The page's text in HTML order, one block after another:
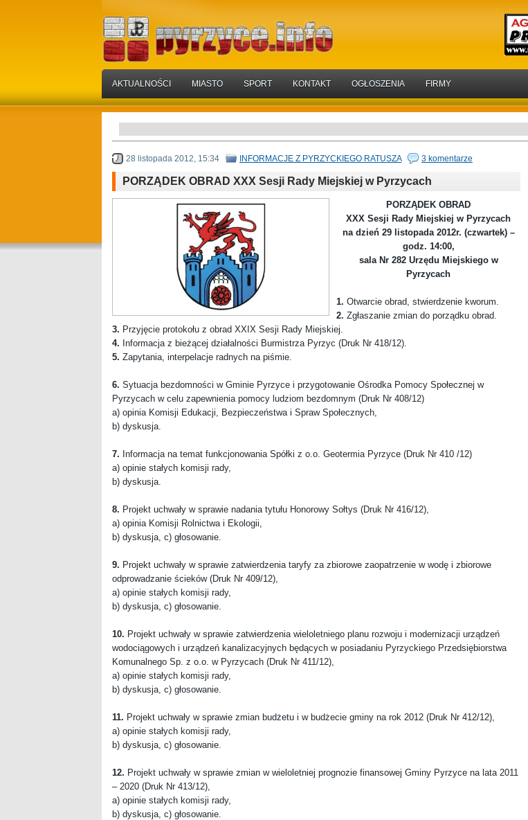
AKTUALNOŚCI MIASTO SPORT KONTAKT OGŁOSZENIA FIRMY
28 listopada 2012, 15:34 INFORMACJE Z PYRZYCKIEGO RATUSZA 3 komentarze
PORZĄDEK OBRAD XXX Sesji Rady Miejskiej w Pyrzycach
PORZĄDEK OBRAD
XXX Sesji Rady Miejskiej w Pyrzycach
na dzień 29 listopada 2012r. (czwartek) –
godz. 14:00,
sala Nr 282 Urzędu Miejskiego w
Pyrzycach
1. Otwarcie obrad, stwierdzenie kworum.
2. Zgłaszanie zmian do porządku obrad.
3. Przyjęcie protokołu z obrad XXIX Sesji Rady Miejskiej.
4. Informacja z bieżącej działalności Burmistrza Pyrzyc (Druk Nr 418/12).
5. Zapytania, interpelacje radnych na piśmie.
6. Sytuacja bezdomności w Gminie Pyrzyce i przygotowanie Ośrodka Pomocy Społecznej w
Pyrzycach w celu zapewnienia pomocy ludziom bezdomnym (Druk Nr 408/12)
a) opinia Komisji Edukacji, Bezpieczeństwa i Spraw Społecznych,
b) dyskusja.
7. Informacja na temat funkcjonowania Spółki z o.o. Geotermia Pyrzyce (Druk Nr 410 /12)
a) opinie stałych komisji rady,
b) dyskusja.
8. Projekt uchwały w sprawie nadania tytułu Honorowy Sołtys (Druk Nr 416/12),
a) opinia Komisji Rolnictwa i Ekologii,
b) dyskusja, c) głosowanie.
9. Projekt uchwały w sprawie zatwierdzenia taryfy za zbiorowe zaopatrzenie w wodę i zbiorowe
odprowadzanie ścieków (Druk Nr 409/12),
a) opinie stałych komisji rady,
b) dyskusja, c) głosowanie.
10. Projekt uchwały w sprawie zatwierdzenia wieloletniego planu rozwoju i modernizacji urządzeń
wodociągowych i urządzeń kanalizacyjnych będących w posiadaniu Pyrzyckiego Przedsiębiorstwa
Komunalnego Sp. z o.o. w Pyrzycach (Druk Nr 411/12),
a) opinie stałych komisji rady,
b) dyskusja, c) głosowanie.
11. Projekt uchwały w sprawie zmian budżetu i w budżecie gminy na rok 2012 (Druk Nr 412/12),
a) opinie stałych komisji rady,
b) dyskusja, c) głosowanie.
12. Projekt uchwały w sprawie zmian w wieloletniej prognozie finansowej Gminy Pyrzyce na lata 2011
– 2020 (Druk Nr 413/12),
a) opinie stałych komisji rady,
b) dyskusja, c) głosowanie.